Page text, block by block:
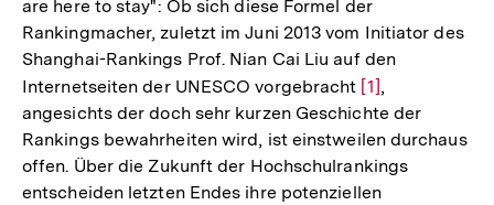
are here to stay": Ob sich diese Formel der
Rankingmacher, zuletzt im Juni 2013 vom Initiator des
Shanghai-Rankings Prof. Nian Cai Liu auf den
Internetseiten der UNESCO vorgebracht Zur
Auflösung
der
Fußnote
[1] ,
angesichts der doch sehr kurzen Geschichte der
Rankings bewahrheiten wird, ist einstweilen durchaus
offen. Über die Zukunft der Hochschulrankings
entscheiden letzten Endes ihre potenziellen